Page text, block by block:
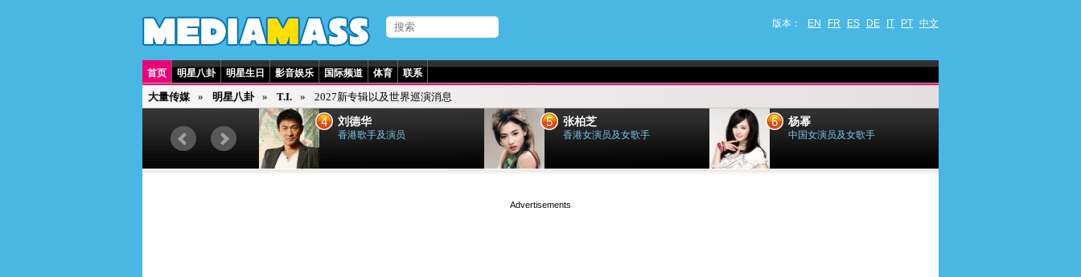
版本： EN FR ES DE IT PT 中文
首页 明星八卦 明星生日 影音娱乐 国际频道 体育 联系
大量传媒 明星八卦 T.I. 2027新专辑以及世界巡演消息
4 刘德华
香港歌手及演员
5 张柏芝
香港女演员及女歌手
6 杨幂
中国女演员及女歌手